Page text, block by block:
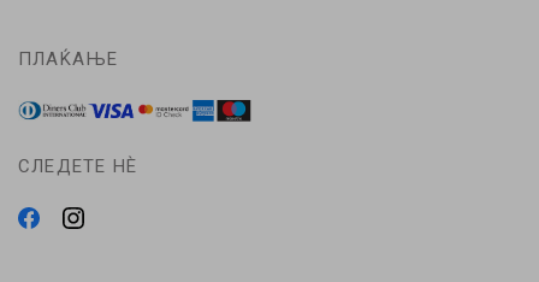
ПЛАЌАЊЕ
СЛЕДЕТЕ НÈ